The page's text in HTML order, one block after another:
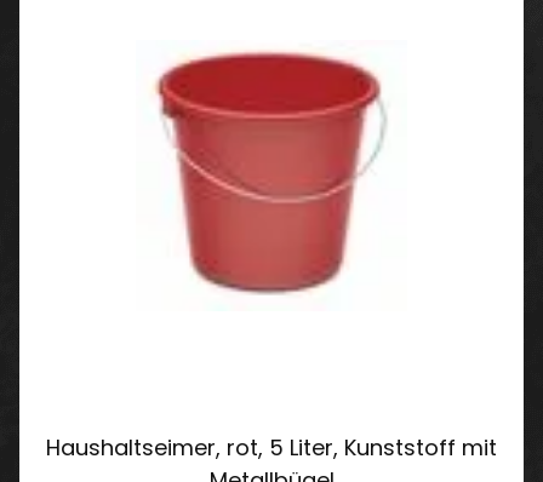
Haushaltseimer, rot, 5 Liter, Kunststoff mit